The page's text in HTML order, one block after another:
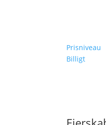
Prisniveau
Billigt